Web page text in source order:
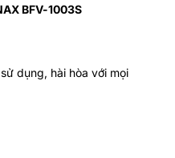
BFV-1003S
dụng, hài hòa với mọi